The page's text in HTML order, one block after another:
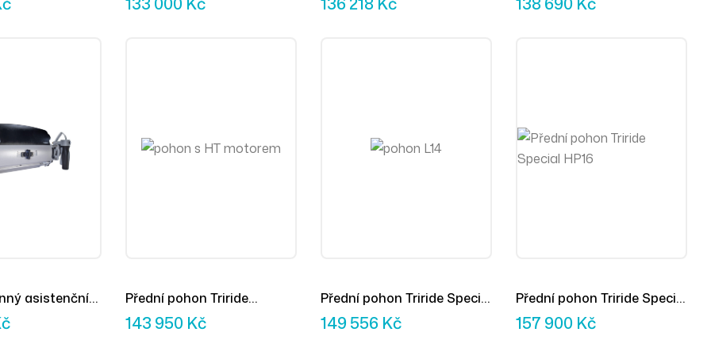
asistenční
Přední pohon Triride
Compact HT
143 950 Kč
Přední pohon Triride Special
L14
149 556 Kč
Přední pohon Triride Special
HP16
157 900 Kč